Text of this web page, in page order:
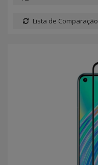
Lista de Comparação